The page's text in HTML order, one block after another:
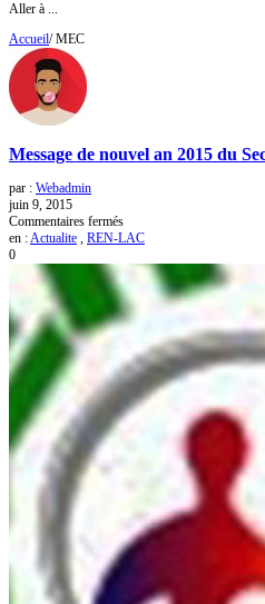
Aller à ...
Accueil/ MEC
Message de nouvel an 2015 du
par : Webadmin
juin 9, 2015
Commentaires fermés
Message
nouvel
an
2015
du
Secrétaire
Exécutif
du
REN-
LAC
en : Actualite
REN-LAC
0